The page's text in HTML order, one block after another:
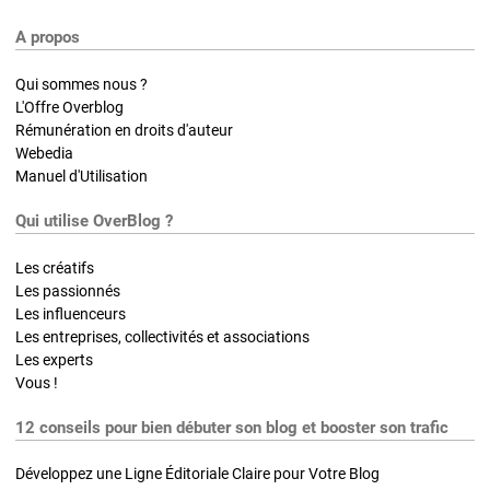
A propos
Qui sommes nous ?
L'Offre Overblog
Rémunération en droits d'auteur
Webedia
Manuel d'Utilisation
Qui utilise OverBlog ?
Les créatifs
Les passionnés
Les influenceurs
Les entreprises, collectivités et associations
Les experts
Vous !
12 conseils pour bien débuter son blog et booster son trafic
Développez une Ligne Éditoriale Claire pour Votre Blog